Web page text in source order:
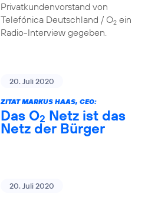
Privatkundenvorstand von
Telefónica Deutschland / O2ein
Radio-Interview gegeben.
20. Juli 2020
ZITAT MARKUS HAAS, CEO:
Das O2 Netz ist das
Netz der Bürger
20. Juli 2020